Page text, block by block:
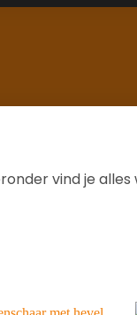
vind je